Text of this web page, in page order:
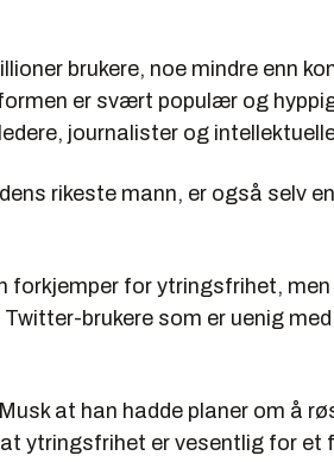
brukere, noe mindre enn
er svært populær og
journalister og
rikeste mann, er også selv
forkjemper for ytringsfrihet,
brukere som er uenig
at han hadde planer om å
ytringsfrihet er vesentlig for et